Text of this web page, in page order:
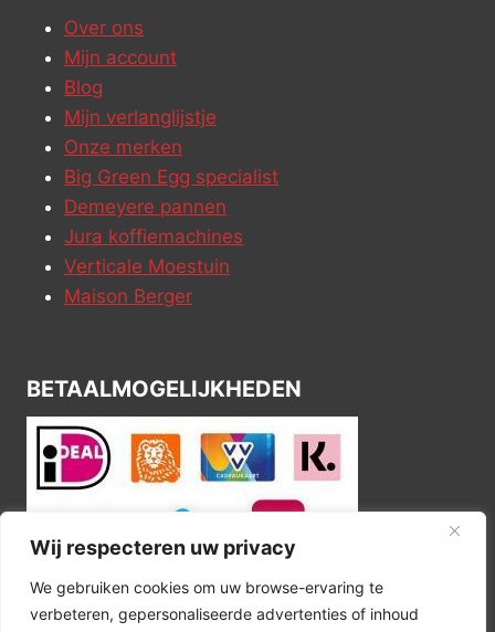
Wij respecteren uw privacy
We gebruiken cookies om uw browse-ervaring te
verbeteren, gepersonaliseerde advertenties of inhoud
Over ons
Mijn account
Blog
Mijn verlanglijstje
Onze merken
Big Green Egg specialist
Demeyere pannen
Jura koffiemachines
Verticale Moestuin
Maison Berger
BETAALMOGELIJKHEDEN